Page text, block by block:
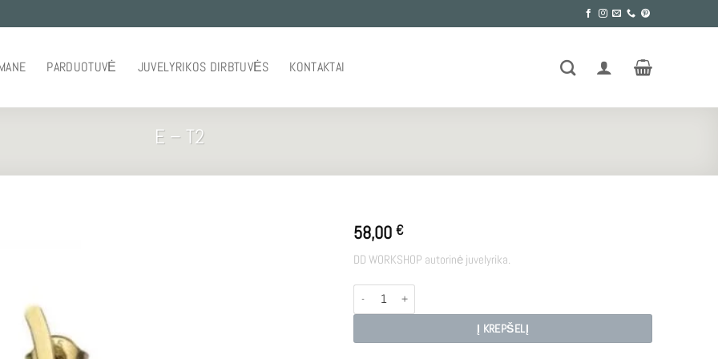
PARDUOTUVĖ JUVELYRIKOS DIRBTUVĖS KONTAKTAI
E – T2
58,00 €
DD WORKSHOP autorinė juvelyrika.
produkto kiekis: E - T2
Į KREPŠELĮ